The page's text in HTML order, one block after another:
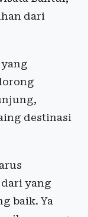
dari
destinasi
yang
baik. Ya